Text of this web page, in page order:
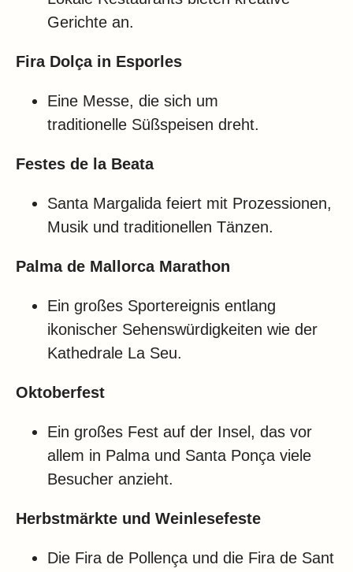
Gerichte an.
Fira Dolça in Esporles
Eine Messe, die sich um
traditionelle Süßspeisen dreht.
Festes de la Beata
Santa Margalida feiert mit Prozessionen,
Musik und traditionellen Tänzen.
Palma de Mallorca Marathon
Ein großes Sportereignis entlang
ikonischer Sehenswürdigkeiten wie der
Kathedrale La Seu.
Oktoberfest
Ein großes Fest auf der Insel, das vor
allem in Palma und Santa Ponça viele
Besucher anzieht.
Herbstmärkte und Weinlesefeste
Die Fira de Pollença und die Fira de Sant